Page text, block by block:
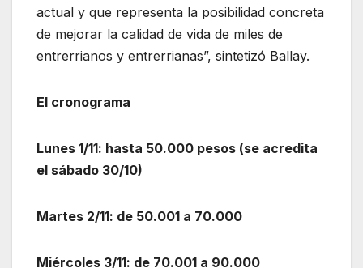
actual y que representa la posibilidad concreta
de mejorar la calidad de vida de miles de
entrerrianos y entrerrianas”, sintetizó Ballay.
El cronograma
Lunes 1/11: hasta 50.000 pesos (se acredita
el sábado 30/10)
Martes 2/11: de 50.001 a 70.000
Miércoles 3/11: de 70.001 a 90.000